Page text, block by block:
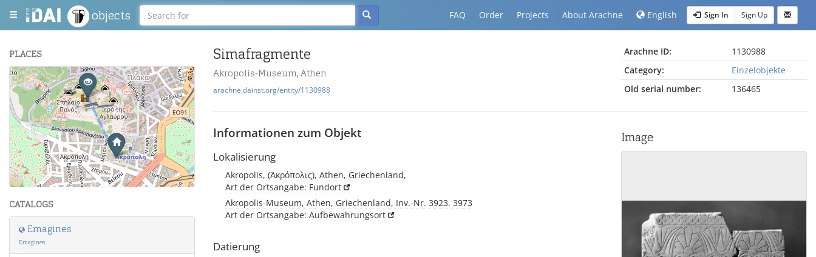
objects FAQ Order Projects About Arachne English Sign In Sign Up
PLACES
+
Leaflet| Maps and Data ©OpenStreetMap.
CATALOGS
Emagines
Emagines
Simafragmente
Akropolis-Museum, Athen
arachne.dainst.org/entity/1130988
Arachne ID:
1130988
Category:
Einzelobjekte
Old serial number:
136465
Informationen zum Objekt
Lokalisierung
Akropolis, (Ἀκρόπολις), Athen, Griechenland,
Art der Ortsangabe: Fundort
Akropolis-Museum, Athen, Griechenland, Inv.-Nr. 3923. 3973
Art der Ortsangabe: Aufbewahrungsort
Datierung
Image